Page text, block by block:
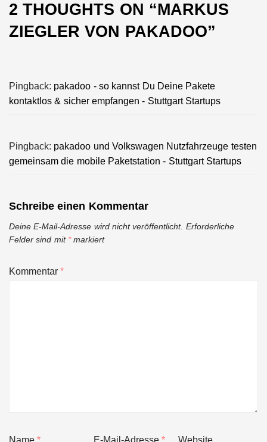
2 THOUGHTS ON “MARKUS
ZIEGLER VON PAKADOO”
Pingback: pakadoo - so kannst Du Deine Pakete
kontaktlos & sicher empfangen - Stuttgart Startups
Pingback: pakadoo und Volkswagen Nutzfahrzeuge testen
gemeinsam die mobile Paketstation - Stuttgart Startups
Schreibe einen Kommentar
Deine E-Mail-Adresse wird nicht veröffentlicht. Erforderliche
Felder sind mit *markiert
Kommentar*
Name* E-Mail-Adresse* Website